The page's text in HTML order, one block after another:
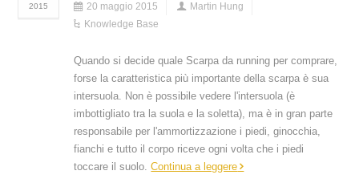
2015 20 maggio 2015
Martin Hung
Knowledge Base
Quando si decide quale Scarpa da running per comprare,
forse la caratteristica più importante della scarpa è sua
intersuola. Non è possibile vedere l'intersuola (è
imbottigliato tra la suola e la soletta), ma è in gran parte
responsabile per l'ammortizzazione i piedi, ginocchia,
fianchi e tutto il corpo riceve ogni volta che i piedi
toccare il suolo.Continua a leggere